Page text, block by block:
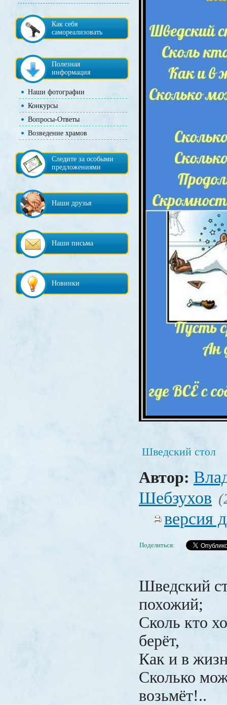
Как себя
самореализовать
Полезная
информация
Наши фотографии
Конкурсы
Вопросы-Ответы
Возведение храмов
Следите за особыми
предложениями
Наши друзья
Наши письма
Новинки
Шведский стол
Автор:
Шебзухов
версия
Поделиться:
Шведский
похожий;
Сколь кто
берёт,
Как и в
Сколько
возьмёт!..